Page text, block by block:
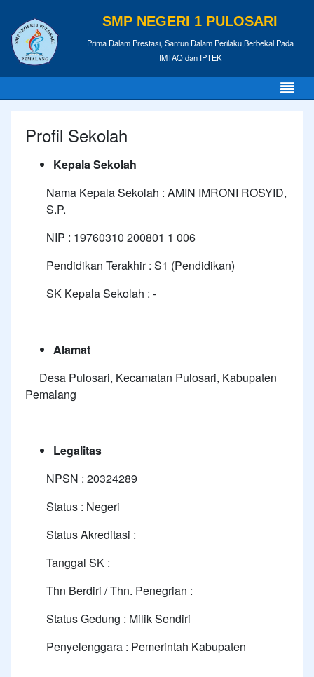
SMP NEGERI 1 PULOSARI
Prima Dalam Prestasi, Santun Dalam Perilaku,Berbekal Pada
IMTAQ dan IPTEK
Profil Sekolah
Kepala Sekolah
Nama Kepala Sekolah : AMIN IMRONI ROSYID,
S.P.
NIP : 19760310 200801 1 006
Pendidikan Terakhir : S1 (Pendidikan)
SK Kepala Sekolah : -
Alamat
Desa Pulosari, Kecamatan Pulosari, Kabupaten
Pemalang
Legalitas
NPSN : 20324289
Status : Negeri
Status Akreditasi :
Tanggal SK :
Thn Berdiri / Thn. Penegrian :
Status Gedung : Milik Sendiri
Penyelenggara : Pemerintah Kabupaten